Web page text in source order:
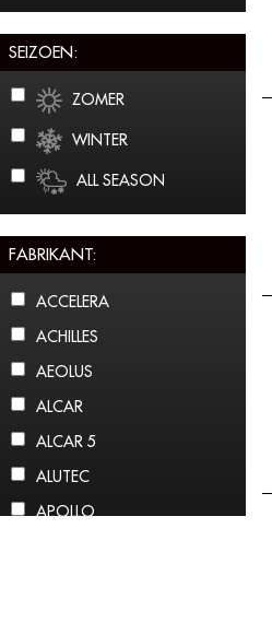
SEIZOEN:
ZOMER
WINTER
ALL SEASON
FABRIKANT:
ACCELERA
ACHILLES
AEOLUS
ALCAR
ALCAR 5
ALUTEC
APOLLO